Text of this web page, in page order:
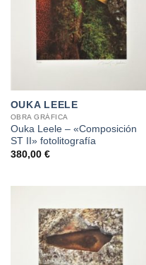
OUKA LEELE
OBRA GRÁFICA
Ouka Leele – «Composición
ST II» fotolitografía
380,00 €